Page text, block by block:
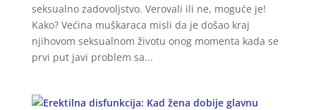
seksualno zadovoljstvo. Verovali ili ne, moguće je!
Kako? Većina muškaraca misli da je došao kraj
njihovom seksualnom životu onog momenta kada se
prvi put javi problem sa...